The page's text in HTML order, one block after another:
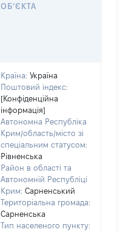
ОБʼЄКТА
Країна: Україна
Поштовий індекс:
[Конфіденційна
інформація]
Автономна Республіка
Крим/область/місто зі
спеціальним статусом:
Рівненська
Район в області та
Автономній Республіці
Крим: Сарненський
Територіальна громада:
Сарненська
Тип населеного пункту: